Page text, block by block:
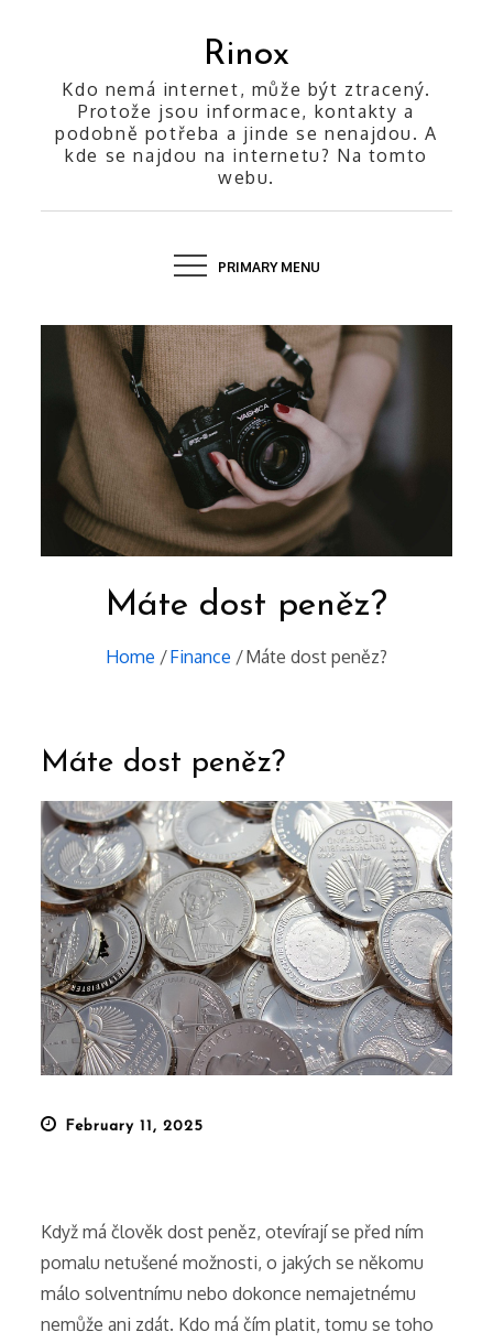
Rinox
Kdo nemá internet, může být ztracený.
Protože jsou informace, kontakty a
podobně potřeba a jinde se nenajdou. A
kde se najdou na internetu? Na tomto
webu.
PRIMARY MENU
Máte dost peněz?
Home Finance Máte dost peněz?
Máte dost peněz?
Posted
February 11, 2025
Když má člověk dost peněz, otevírají se před ním
pomalu netušené možnosti, o jakých se někomu
málo solventnímu nebo dokonce nemajetnému
nemůže ani zdát. Kdo má čím platit, tomu se toho